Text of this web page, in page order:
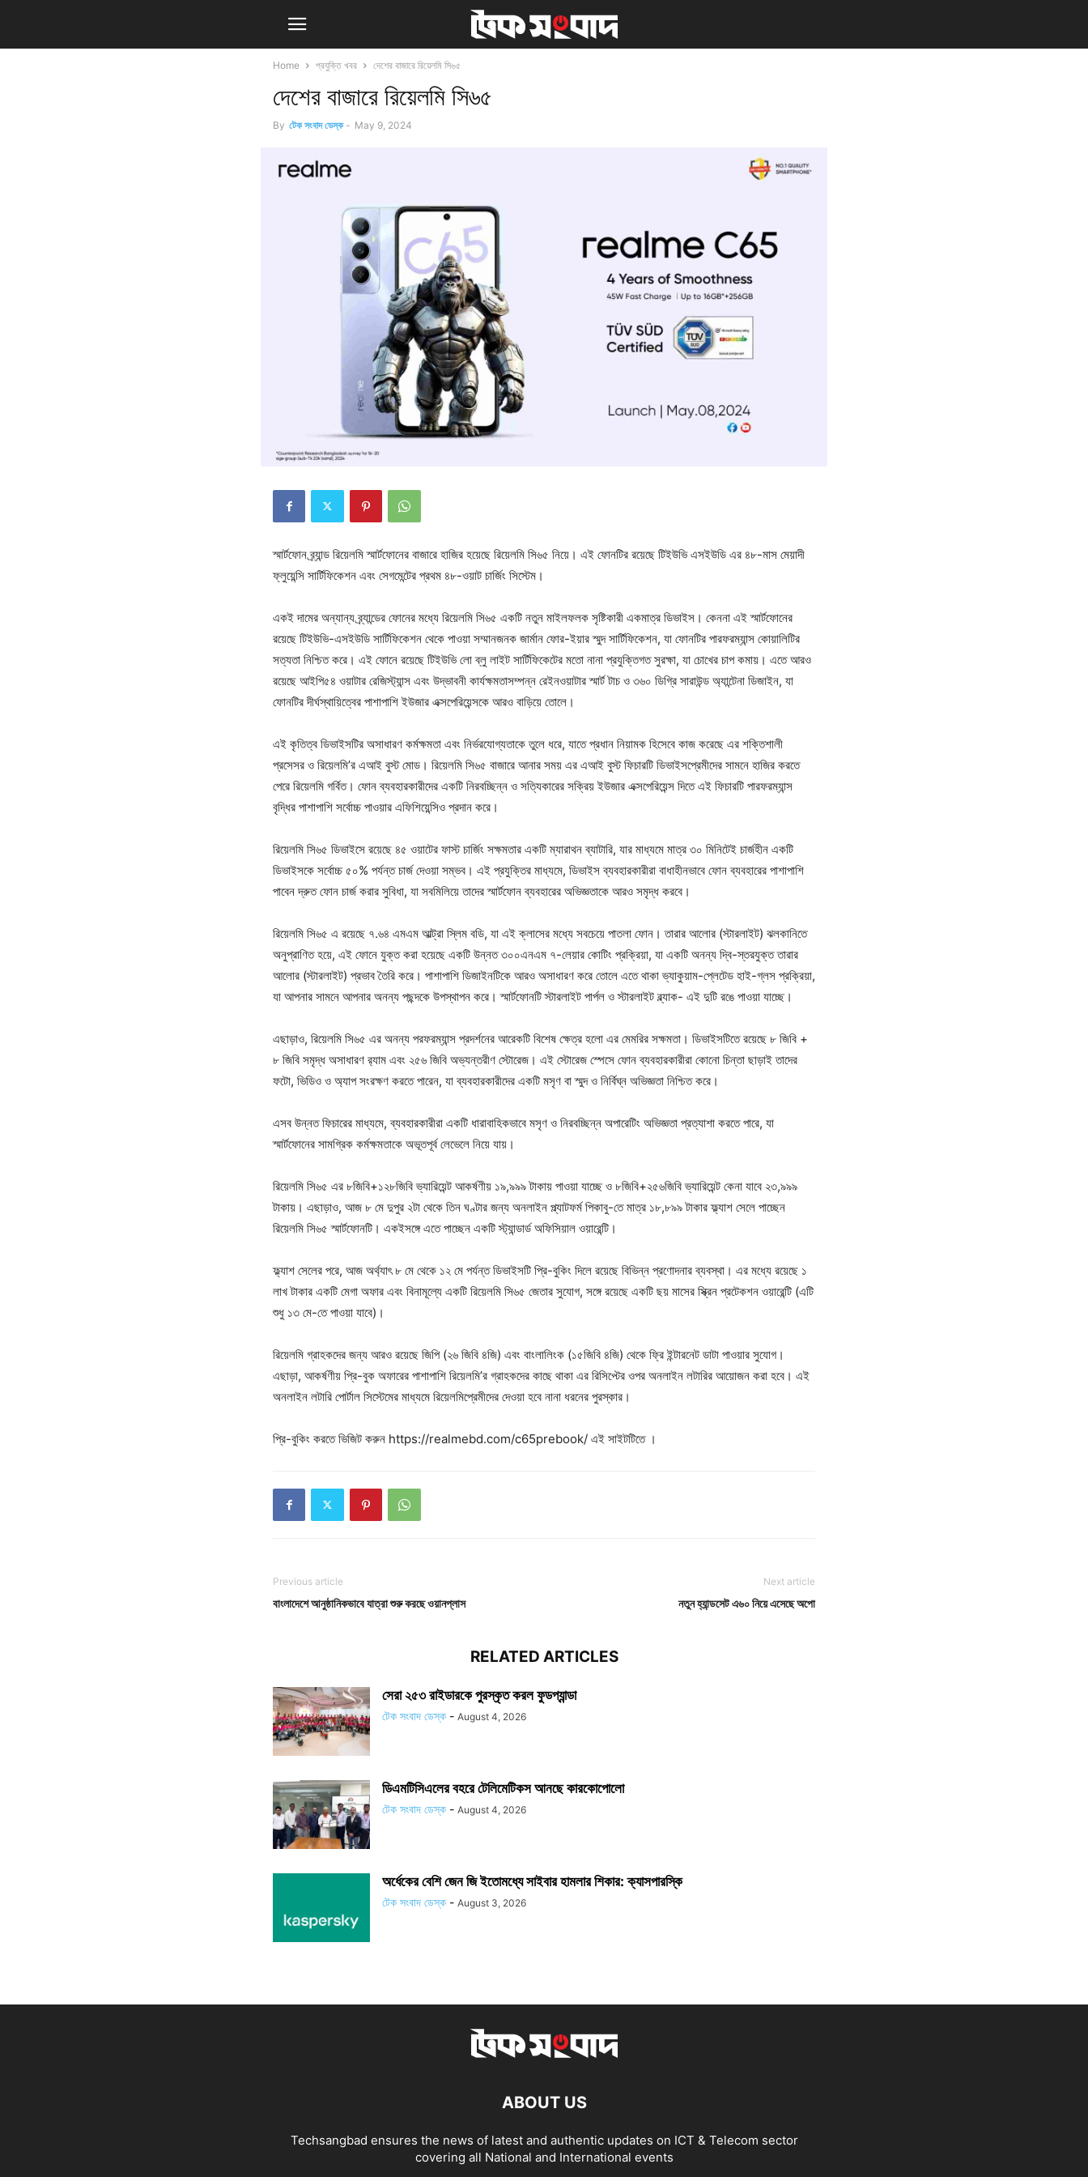
Home প্রযুক্তি খবর দেশের বাজারে রিয়েলমি সি৬৫
দেশের বাজারে রিয়েলমি সি৬৫
By টেক সংবাদ ডেস্ক - May 9, 2024
স্মার্টফোন ব্র্যান্ড রিয়েলমি স্মার্টফোনের বাজারে হাজির হয়েছে রিয়েলমি সি৬৫ নিয়ে। এই ফোনটির রয়েছে টিইউভি এসইউডি এর ৪৮-মাস মেয়াদী
ফ্লুয়েন্সি সার্টিফিকেশন এবং সেগমেন্টের প্রথম ৪৮-ওয়াট চার্জিং সিস্টেম।
একই দামের অন্যান্য ব্র্যান্ডের ফোনের মধ্যে রিয়েলমি সি৬৫ একটি নতুন মাইলফলক সৃষ্টিকারী একমাত্র ডিভাইস। কেননা এই স্মার্টফোনের
রয়েছে টিইউভি-এসইউডি সার্টিফিকেশন থেকে পাওয়া সম্মানজনক জার্মান ফোর-ইয়ার স্মুদ সার্টিফিকেশন, যা ফোনটির পারফরম্যান্স কোয়ালিটির
সত্যতা নিশ্চিত করে। এই ফোনে রয়েছে টিইউভি লো ব্লু লাইট সার্টিফিকেটের মতো নানা প্রযুক্তিগত সুরক্ষা, যা চোখের চাপ কমায়। এতে আরও
রয়েছে আইপি৫৪ ওয়াটার রেজিস্ট্যান্স এবং উদ্ভাবনী কার্যক্ষমতাসম্পন্ন রেইনওয়াটার স্মার্ট টাচ ও ৩৬০ ডিগ্রি সারাউন্ড অ্যান্টেনা ডিজাইন, যা
ফোনটির দীর্ঘস্থায়িত্বের পাশাপাশি ইউজার এক্সপেরিয়েন্সকে আরও বাড়িয়ে তোলে।
এই কৃতিত্ব ডিভাইসটির অসাধারণ কর্মক্ষমতা এবং নির্ভরযোগ্যতাকে তুলে ধরে, যাতে প্রধান নিয়ামক হিসেবে কাজ করেছে এর শক্তিশালী
প্রসেসর ও রিয়েলমি’র এআই বুস্ট মোড। রিয়েলমি সি৬৫ বাজারে আনার সময় এর এআই বুস্ট ফিচারটি ডিভাইসপ্রেমীদের সামনে হাজির করতে
পেরে রিয়েলমি গর্বিত। ফোন ব্যবহারকারীদের একটি নিরবচ্ছিন্ন ও সত্যিকারের সক্রিয় ইউজার এক্সপেরিয়েন্স দিতে এই ফিচারটি পারফরম্যান্স
বৃদ্ধির পাশাপাশি সর্বোচ্চ পাওয়ার এফিশিয়েন্সিও প্রদান করে।
রিয়েলমি সি৬৫ ডিভাইসে রয়েছে ৪৫ ওয়াটের ফাস্ট চার্জিং সক্ষমতার একটি ম্যারাথন ব্যাটারি, যার মাধ্যমে মাত্র ৩০ মিনিটেই চার্জহীন একটি
ডিভাইসকে সর্বোচ্চ ৫০% পর্যন্ত চার্জ দেওয়া সম্ভব। এই প্রযুক্তির মাধ্যমে, ডিভাইস ব্যবহারকারীরা বাধাহীনভাবে ফোন ব্যবহারের পাশাপাশি
পাবেন দ্রুত ফোন চার্জ করার সুবিধা, যা সবমিলিয়ে তাদের স্মার্টফোন ব্যবহারের অভিজ্ঞতাকে আরও সমৃদ্ধ করবে।
রিয়েলমি সি৬৫ এ রয়েছে ৭.৬৪ এমএম আল্ট্রা স্লিম বডি, যা এই ক্লাসের মধ্যে সবচেয়ে পাতলা ফোন। তারার আলোর (স্টারলাইট) ঝলকানিতে
অনুপ্রাণিত হয়ে, এই ফোনে যুক্ত করা হয়েছে একটি উন্নত ৩০০এনএম ৭-লেয়ার কোটিং প্রক্রিয়া, যা একটি অনন্য দ্বি-স্তরযুক্ত তারার
আলোর (স্টারলাইট) প্রভাব তৈরি করে। পাশাপাশি ডিজাইনটিকে আরও অসাধারণ করে তোলে এতে থাকা ভ্যাকুয়াম-প্লেটেড হাই-গ্লস প্রক্রিয়া,
যা আপনার সামনে আপনার অনন্য পছন্দকে উপস্থাপন করে। স্মার্টফোনটি স্টারলাইট পার্পল ও স্টারলাইট ব্ল্যাক- এই দুটি রঙে পাওয়া যাচ্ছে।
এছাড়াও, রিয়েলমি সি৬৫ এর অনন্য পরফরম্যান্স প্রদর্শনের আরেকটি বিশেষ ক্ষেত্র হলো এর মেমরির সক্ষমতা। ডিভাইসটিতে রয়েছে ৮ জিবি +
৮ জিবি সমৃদ্ধ অসাধারণ র‌্যাম এবং ২৫৬ জিবি অভ্যন্তরীণ স্টোরেজ। এই স্টোরেজ স্পেসে ফোন ব্যবহারকারীরা কোনো চিন্তা ছাড়াই তাদের
ফটো, ভিডিও ও অ্যাপ সংরক্ষণ করতে পারেন, যা ব্যবহারকারীদের একটি মসৃণ বা স্মুদ ও নির্বিঘ্ন অভিজ্ঞতা নিশ্চিত করে।
এসব উন্নত ফিচারের মাধ্যমে, ব্যবহারকারীরা একটি ধারাবাহিকভাবে মসৃণ ও নিরবচ্ছিন্ন অপারেটিং অভিজ্ঞতা প্রত্যাশা করতে পারে, যা
স্মার্টফোনের সামগ্রিক কর্মক্ষমতাকে অভূতপূর্ব লেভেলে নিয়ে যায়।
রিয়েলমি সি৬৫ এর ৮জিবি+১২৮জিবি ভ্যারিয়েন্ট আকর্ষণীয় ১৯,৯৯৯ টাকায় পাওয়া যাচ্ছে ও ৮জিবি+২৫৬জিবি ভ্যারিয়েন্ট কেনা যাবে ২৩,৯৯৯
টাকায়। এছাড়াও, আজ ৮ মে দুপুর ২টা থেকে তিন ঘণ্টার জন্য অনলাইন প্ল্যাটফর্ম পিকাবু-তে মাত্র ১৮,৮৯৯ টাকার ফ্ল্যাশ সেলে পাচ্ছেন
রিয়েলমি সি৬৫ স্মার্টফোনটি। একইসঙ্গে এতে পাচ্ছেন একটি স্ট্যান্ডার্ড অফিসিয়াল ওয়ারেন্টি।
ফ্ল্যাশ সেলের পরে, আজ অর্থ্যাৎ ৮ মে থেকে ১২ মে পর্যন্ত ডিভাইসটি প্রি-বুকিং দিলে রয়েছে বিভিন্ন প্রণোদনার ব্যবস্থা। এর মধ্যে রয়েছে ১
লাখ টাকার একটি মেগা অফার এবং বিনামূল্যে একটি রিয়েলমি সি৬৫ জেতার সুযোগ, সঙ্গে রয়েছে একটি ছয় মাসের স্ক্রিন প্রটেকশন ওয়ারেন্টি (এটি
শুধু ১৩ মে-তে পাওয়া যাবে)।
রিয়েলমি গ্রাহকদের জন্য আরও রয়েছে জিপি (২৬ জিবি ৪জি) এবং বাংলালিংক (১৫জিবি ৪জি) থেকে ফ্রি ইন্টারনেট ডাটা পাওয়ার সুযোগ।
এছাড়া, আকর্ষণীয় প্রি-বুক অফারের পাশাপাশি রিয়েলমি’র গ্রাহকদের কাছে থাকা এর রিসিপ্টের ওপর অনলাইন লটারির আয়োজন করা হবে। এই
অনলাইন লটারি পোর্টাল সিস্টেমের মাধ্যমে রিয়েলমিপ্রেমীদের দেওয়া হবে নানা ধরনের পুরস্কার।
প্রি-বুকিং করতে ভিজিট করুন https://realmebd.com/c65prebook/ এই সাইটটিতে ।
Previous article
বাংলাদেশে আনুষ্ঠানিকভাবে যাত্রা শুরু করছে ওয়ানপ্লাস
Next article
নতুন হ্যান্ডসেট এ৬০ নিয়ে এসেছে অপো
RELATED ARTICLES
সেরা ২৫৩ রাইডারকে পুরস্কৃত করল ফুডপ্যান্ডা
টেক সংবাদ ডেস্ক - August 4, 2026
ডিএমটিসিএলের বহরে টেলিমেটিকস আনছে কারকোপোলো
টেক সংবাদ ডেস্ক - August 4, 2026
অর্ধেকের বেশি জেন জি ইতোমধ্যে সাইবার হামলার শিকার: ক্যাসপারস্কি
টেক সংবাদ ডেস্ক - August 3, 2026
ABOUT US
Techsangbad ensures the news of latest and authentic updates on ICT & Telecom sector
covering all National and International events